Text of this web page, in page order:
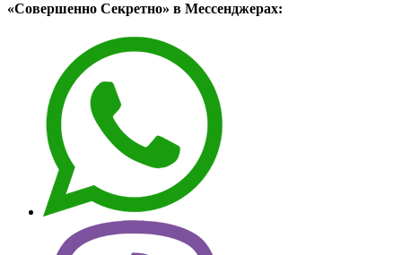
«Совершенно Секретно» в Мессенджерах: